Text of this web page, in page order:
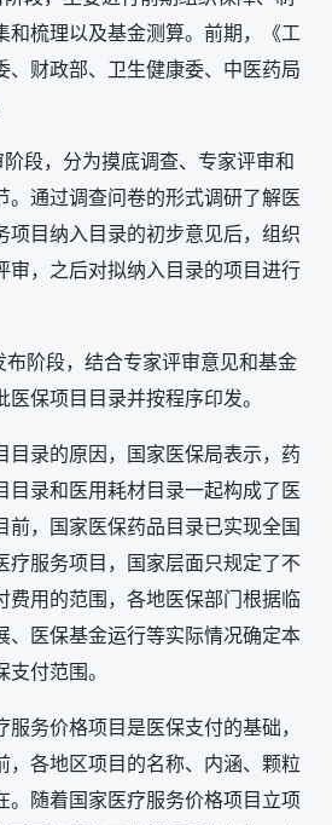
和梳理以及基金测算。前期，《工
、财政部、卫生健康委、中医药局
段，分为摸底调查、专家评审和
。通过调查问卷的形式调研了解医
项目纳入目录的初步意见后，组织
审，之后对拟纳入目录的项目进行
阶段，结合专家评审意见和基金
保项目目录并按程序印发。
目录的原因，国家医保局表示，药
目录和医用耗材目录一起构成了医
前，国家医保药品目录已实现全国
疗服务项目，国家层面只规定了不
费用的范围，各地医保部门根据临
、医保基金运行等实际情况确定本
付范围。
服务价格项目是医保支付的基础，
，各地区项目的名称、内涵、颗粒
。随着国家医疗服务价格项目立项